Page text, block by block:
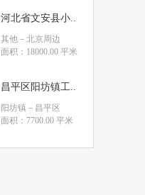
河北省文安县小..
其他 －北京周边
面积：18000.00 平米
昌平区阳坊镇工..
阳坊镇 －昌平区
面积：7700.00 平米